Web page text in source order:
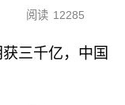
阅读 12285
三千亿，中国